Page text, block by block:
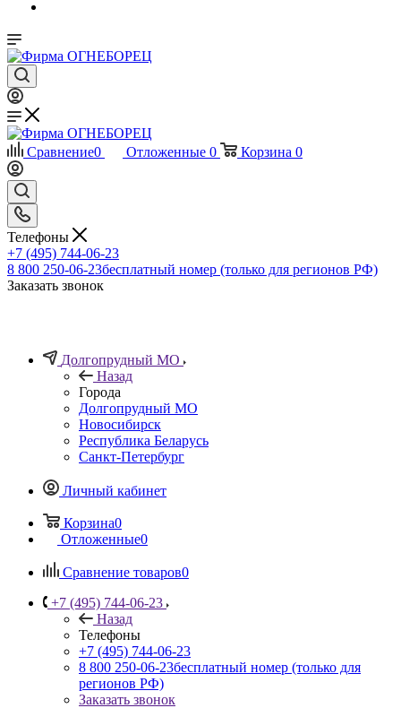
Сравнение0 Отложенные 0 Корзина 0
Телефоны
+7 (495) 744-06-23
8 800 250-06-23бесплатный номер (только для регионов РФ)
Заказать звонок
Долгопрудный МО
Назад
Города
Долгопрудный МО
Новосибирск
Республика Беларусь
Санкт-Петербург
Личный кабинет
Корзина0
Отложенные0
Сравнение товаров0
+7 (495) 744-06-23
Назад
Телефоны
+7 (495) 744-06-23
8 800 250-06-23бесплатный номер (только для
регионов РФ)
Заказать звонок